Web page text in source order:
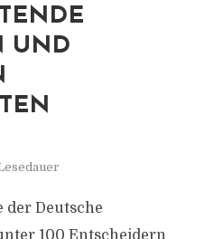
UND
der Deutsche
100 Entscheidern